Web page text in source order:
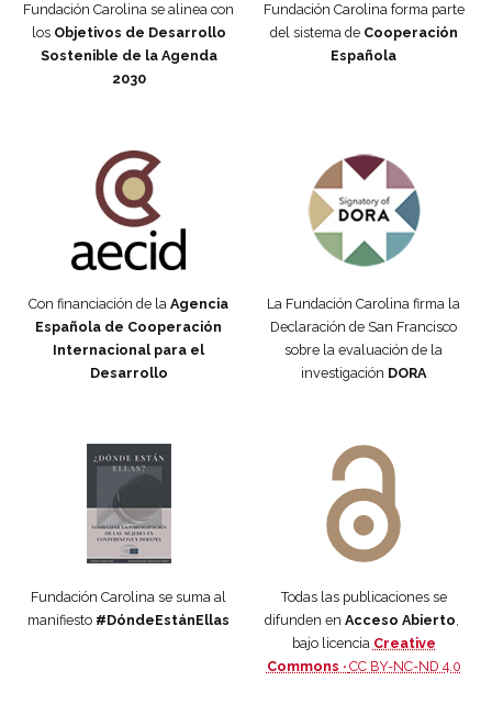
Fundación Carolina se alinea con
los Objetivos de Desarrollo
Sostenible de la Agenda
2030
Fundación Carolina forma parte
del sistema de Cooperación
Española
Con financiación de la Agencia
Española de Cooperación
Internacional para el
Desarrollo
La Fundación Carolina firma la
Declaración de San Francisco
sobre la evaluación de la
investigación DORA
Fundación Carolina se suma al
manifiesto #DóndeEstánEllas
Todas las publicaciones se
difunden en Acceso Abierto,
bajo licencia Creative
Commons · CC BY-NC-ND 4.0